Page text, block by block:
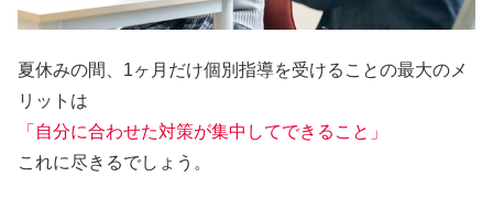
夏休みの間、1ヶ月だけ個別指導を受けることの最大のメ
リットは
「自分に合わせた対策が集中してできること」
これに尽きるでしょう。